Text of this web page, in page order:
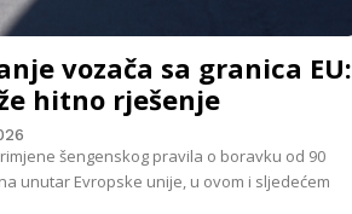
vozača sa granica EU:
hitno rješenje
šengenskog pravila o boravku od 90
unutar Evropske unije, u ovom i sljedećem